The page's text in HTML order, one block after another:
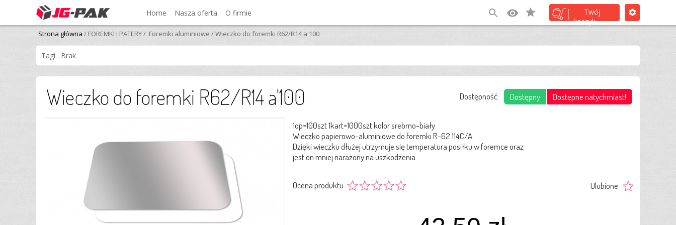
Home Nasza oferta O firmie
Twój
koszyk
Strona główna / FOREMKI I PATERY/ Foremki aluminiowe / Wieczko do foremki R62/R14 a'100
Tagi : Brak
Wieczko do foremki R62/R14 a'100 Dostępność: Dostępny Dostępne natychmiast!
1op=100szt 1kart=1000szt kolor srebrno-biały.
Wieczko papierowo-aluminiowe do foremki R-62 114C/A.
Dzięki wieczku dłużej utrzymuje się temperatura posiłku w foremce oraz
jest on mniej narażony na uszkodzenia.
Ocena produktu Ulubione